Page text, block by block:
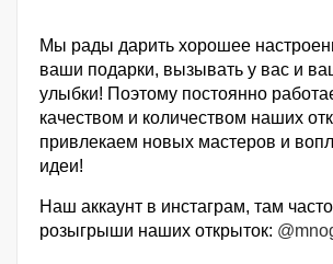
Мы рады дарить хорошее
ваши подарки, вызывать у вас и
улыбки! Поэтому постоянно
качеством и количеством наших
привлекаем новых мастеров и
идеи!
Наш аккаунт в инстаграм, там
розыгрыши наших открыток: